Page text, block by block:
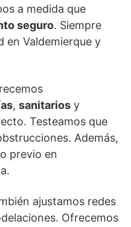
a medida que
seguro. Siempre
en Valdemierque y
, sanitarios y
Testeamos que
Además,
previo en
ajustamos redes
Ofrecemos